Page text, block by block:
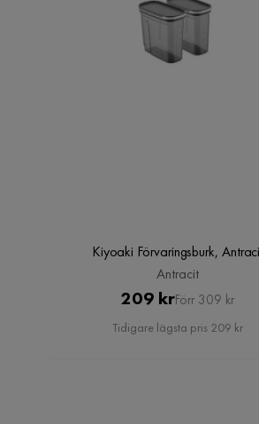
Kiyoaki Förvaringsburk,
Antracit
Pris
209 krOriginal
Pris
Förr 309 kr
Tidigare lägsta pris 209 kr